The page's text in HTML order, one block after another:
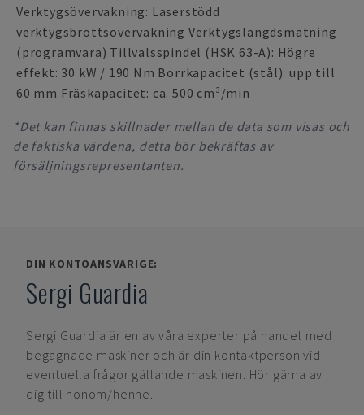
Verktygsövervakning: Laserstödd
verktygsbrottsövervakning Verktygslängdsmätning
(programvara) Tillvalsspindel (HSK 63-A): Högre
effekt: 30 kW / 190 Nm Borrkapacitet (stål): upp till
60 mm Fräskapacitet: ca. 500 cm³/min
*Det kan finnas skillnader mellan de data som visas och
de faktiska värdena, detta bör bekräftas av
försäljningsrepresentanten.
DIN KONTOANSVARIGE:
Sergi Guardia
Sergi Guardia är en av våra experter på handel med
begagnade maskiner och är din kontaktperson vid
eventuella frågor gällande maskinen. Hör gärna av
dig till honom/henne.